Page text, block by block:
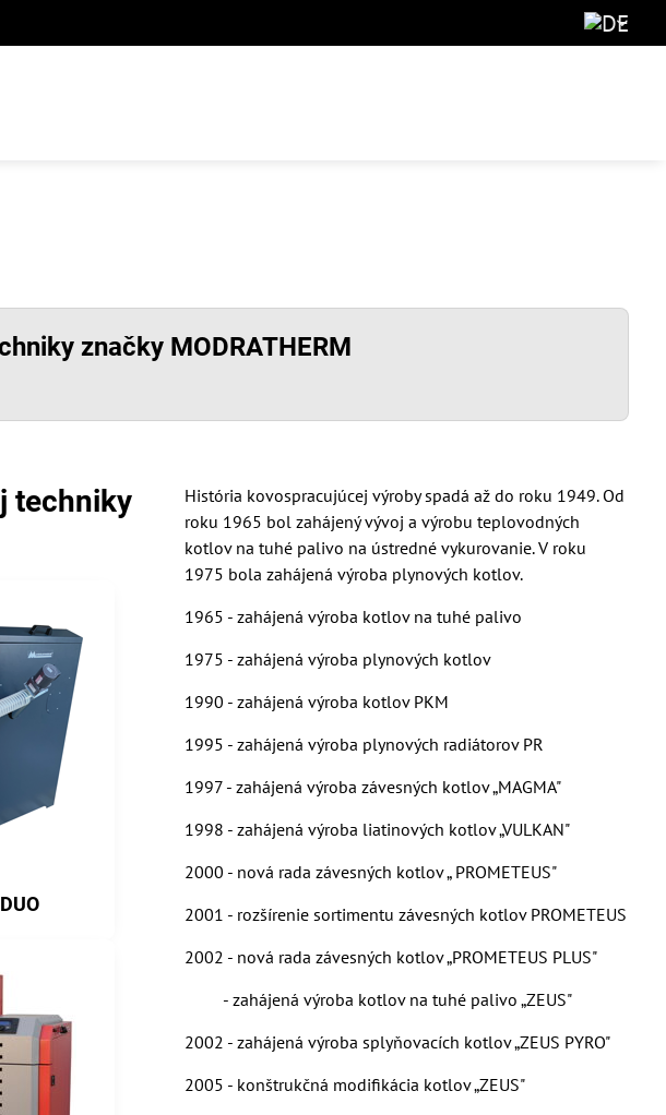
značky MODRATHERM
techniky
História kovospracujúcej výroby spadá až do roku 1949. Od
roku 1965 bol zahájený vývoj a výrobu teplovodných
kotlov na tuhé palivo na ústredné vykurovanie. V roku
1975 bola zahájená výroba plynových kotlov.
1965 - zahájená výroba kotlov na tuhé palivo
1975 - zahájená výroba plynových kotlov
1990 - zahájená výroba kotlov PKM
1995 - zahájená výroba plynových radiátorov PR
1997 - zahájená výroba závesných kotlov „MAGMA"
1998 - zahájená výroba liatinových kotlov „VULKAN"
2000 - nová rada závesných kotlov „ PROMETEUS"
2001 - rozšírenie sortimentu závesných kotlov PROMETEUS
2002 - nová rada závesných kotlov „PROMETEUS PLUS"
- zahájená výroba kotlov na tuhé palivo „ZEUS"
2002 - zahájená výroba splyňovacích kotlov „ZEUS PYRO"
2005 - konštrukčná modifikácia kotlov „ZEUS"